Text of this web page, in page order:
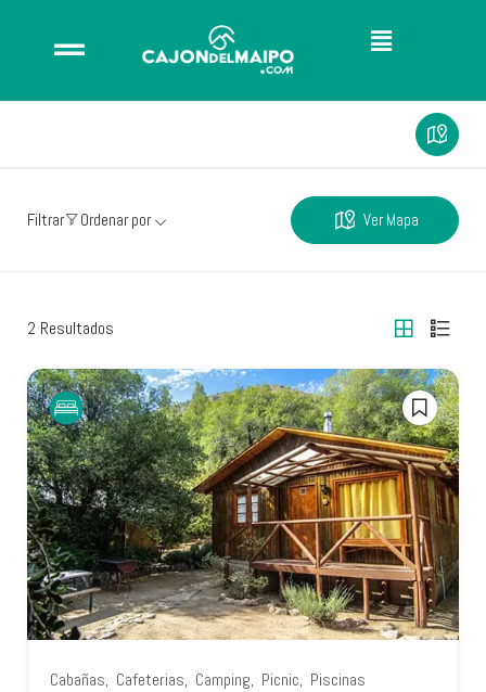
Filtrar Ordenar por Ver Mapa
2 Resultados
Cabañas Cafeterias Camping Picnic Piscinas